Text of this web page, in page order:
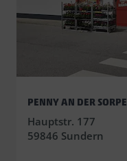
PENNY AN DER SORPE
Hauptstr. 177
59846 Sundern